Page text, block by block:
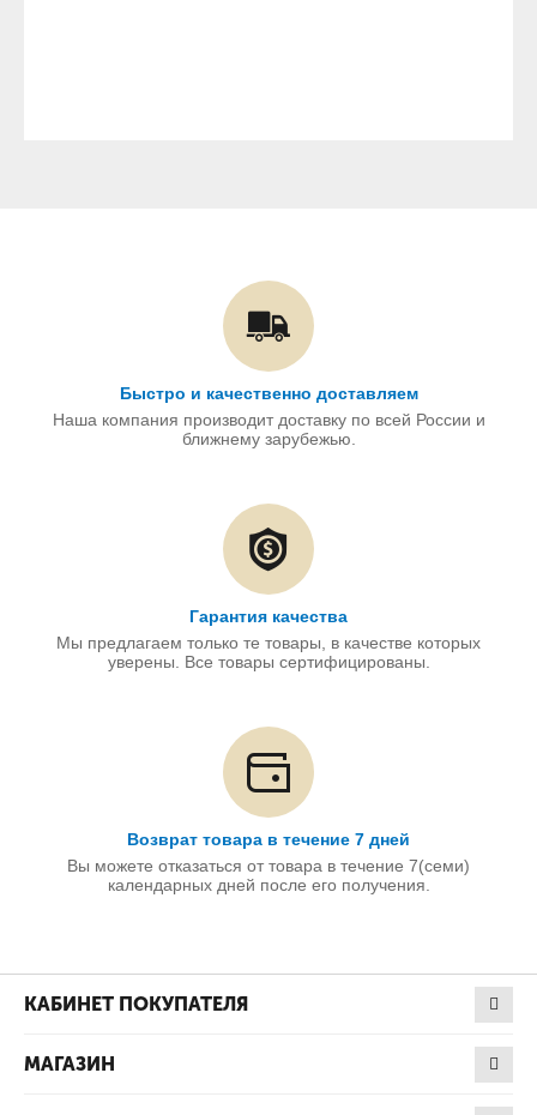
Быстро и качественно доставляем
Наша компания производит доставку по всей России и
ближнему зарубежью.
Гарантия качества
Мы предлагаем только те товары, в качестве которых
уверены. Все товары сертифицированы.
Возврат товара в течение 7 дней
Вы можете отказаться от товара в течение 7(семи)
календарных дней после его получения.
КАБИНЕТ ПОКУПАТЕЛЯ
МАГАЗИН